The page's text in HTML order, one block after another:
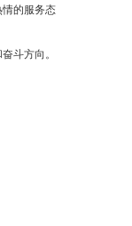
的服务态
斗方向。